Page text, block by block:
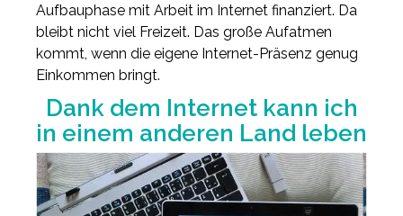
Aufbauphase mit Arbeit im Internet finanziert. Da
bleibt nicht viel Freizeit. Das große Aufatmen
kommt, wenn die eigene Internet-Präsenz genug
Einkommen bringt.
Dank dem Internet kann ich
in einem anderen Land leben